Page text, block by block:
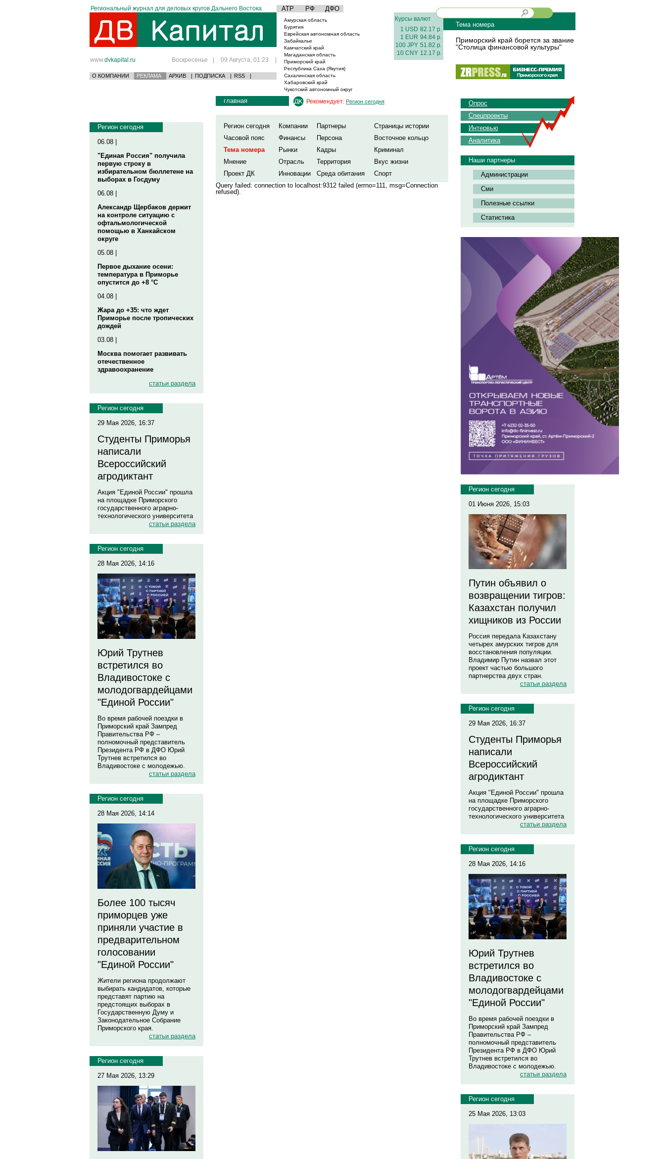
Региональный журнал для деловых кругов Дальнего Востока АТР РФ ДФО
www.dvkapital.ru Воскресенье | 09 Августа, 01:23 |
О КОМПАНИИ РЕКЛАМА АРХИВ | ПОДПИСКА | RSS |
Амурская область
Бурятия
Еврейская автономная область
Забайкалье
Камчатский край
Магаданская область
Приморский край
Республика Саха (Якутия)
Сахалинская область
Хабаровский край
Чукотский автономный округ
Курсы валют
1 USD 82.17 р.
1 EUR 94.84 р.
100 JPY 51.82 р.
10 CNY 12.17 р.
Тема номера
Приморский край борется за звание
"Столица финансовой культуры"
Регион сегодня
06.08 |
"Единая Россия" получила
первую строку в
избирательном бюллетене на
выборах в Госдуму
06.08 |
Александр Щербаков держит
на контроле ситуацию с
офтальмологической
помощью в Ханкайском
округе
05.08 |
Первое дыхание осени:
температура в Приморье
опустится до +8 °C
04.08 |
Жара до +35: что ждет
Приморье после тропических
дождей
03.08 |
Москва помогает развивать
отечественное
здравоохранение
статьи раздела
Регион сегодня
29 Мая 2026, 16:37
Студенты Приморья
написали
Всероссийский
агродиктант
Акция "Единой России" прошла
на площадке Приморского
государственного аграрно-
технологического университета
статьи раздела
Регион сегодня
28 Мая 2026, 14:16
Юрий Трутнев
встретился во
Владивостоке с
молодогвардейцами
"Единой России"
Во время рабочей поездки в
Приморский край Зампред
Правительства РФ –
полномочный представитель
Президента РФ в ДФО Юрий
Трутнев встретился во
Владивостоке с молодежью.
статьи раздела
Регион сегодня
28 Мая 2026, 14:14
Более 100 тысяч
приморцев уже
приняли участие в
предварительном
голосовании
"Единой России"
Жители региона продолжают
выбирать кандидатов, которые
представят партию на
предстоящих выборах в
Государственную Думу и
Законодательное Собрание
Приморского края.
статьи раздела
Регион сегодня
27 Мая 2026, 13:29
главная Рекомендует: Регион сегодня
Регион сегодня Компании Партнеры
Страницы истории
Часовой пояс
Финансы Персона
Восточное кольцо
Тема номера
Рынки Кадры
Криминал
Мнение
Отрасль Территория
Вкус жизни
Проект ДК
Инновации Среда обитания
Спорт
Query failed: connection to localhost:9312 failed (errno=111, msg=Connection
refused).
Опрос
Спецпроекты
Интервью
Аналитика
Наши партнеры
Администрации
Сми
Полезные ссылки
Статистика
Регион сегодня
01 Июня 2026, 15:03
Путин объявил о
возвращении тигров:
Казахстан получил
хищников из России
Россия передала Казахстану
четырех амурских тигров для
восстановления популяции.
Владимир Путин назвал этот
проект частью большого
партнерства двух стран.
статьи раздела
Регион сегодня
29 Мая 2026, 16:37
Студенты Приморья
написали
Всероссийский
агродиктант
Акция "Единой России" прошла
на площадке Приморского
государственного аграрно-
технологического университета
статьи раздела
Регион сегодня
28 Мая 2026, 14:16
Юрий Трутнев
встретился во
Владивостоке с
молодогвардейцами
"Единой России"
Во время рабочей поездки в
Приморский край Зампред
Правительства РФ –
полномочный представитель
Президента РФ в ДФО Юрий
Трутнев встретился во
Владивостоке с молодежью.
статьи раздела
Регион сегодня
25 Мая 2026, 13:03